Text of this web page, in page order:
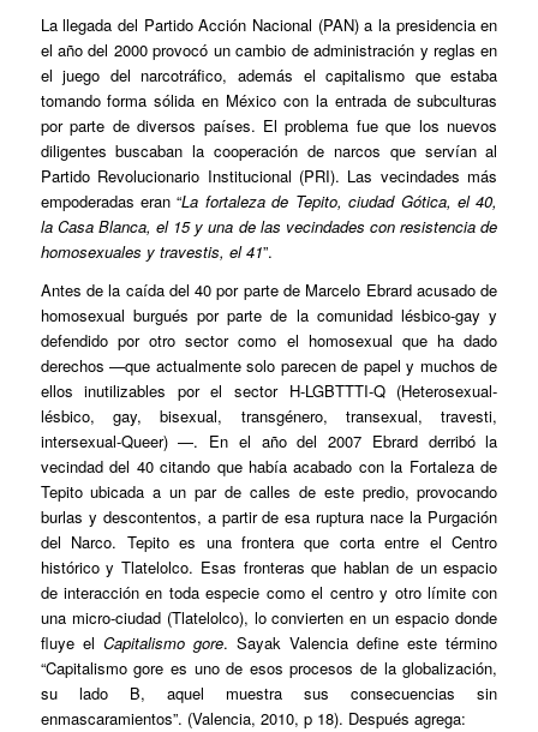
La llegada del Partido Acción Nacional (PAN) a la presidencia en
el año del 2000 provocó un cambio de administración y reglas en
el juego del narcotráfico, además el capitalismo que estaba
tomando forma sólida en México con la entrada de subculturas
por parte de diversos países. El problema fue que los nuevos
diligentes buscaban la cooperación de narcos que servían al
Partido Revolucionario Institucional (PRI). Las vecindades más
empoderadas eran “La fortaleza de Tepito, ciudad Gótica, el 40,
la Casa Blanca, el 15 y una de las vecindades con resistencia de
homosexuales y travestis, el 41”.
Antes de la caída del 40 por parte de Marcelo Ebrard acusado de
homosexual burgués por parte de la comunidad lésbico-gay y
defendido por otro sector como el homosexual que ha dado
derechos —que actualmente solo parecen de papel y muchos de
ellos inutilizables por el sector H-LGBTTTI-Q (Heterosexual-
lésbico, gay, bisexual, transgénero, transexual, travesti,
intersexual-Queer) —. En el año del 2007 Ebrard derribó la
vecindad del 40 citando que había acabado con la Fortaleza de
Tepito ubicada a un par de calles de este predio, provocando
burlas y descontentos, a partir de esa ruptura nace la Purgación
del Narco. Tepito es una frontera que corta entre el Centro
histórico y Tlatelolco. Esas fronteras que hablan de un espacio
de interacción en toda especie como el centro y otro límite con
una micro-ciudad (Tlatelolco), lo convierten en un espacio donde
fluye el Capitalismo gore. Sayak Valencia define este término
“Capitalismo gore es uno de esos procesos de la globalización,
su lado B, aquel muestra sus consecuencias sin
enmascaramientos”. (Valencia, 2010, p 18). Después agrega: